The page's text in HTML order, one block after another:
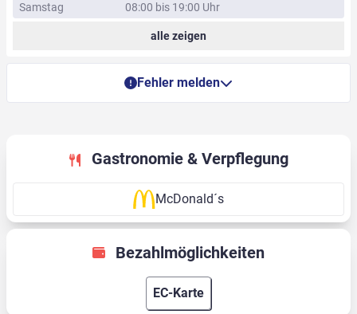
Samstag
08:00 bis 19:00 Uhr
alle zeigen
Fehler melden
Gastronomie & Verpflegung
McDonald´s
Bezahlmöglichkeiten
EC-Karte